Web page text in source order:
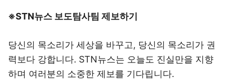
※STN뉴스 보도탐사팀 제보하기
당신의 목소리가 세상을 바꾸고, 당신의 목소리가 권
력보다 강합니다. STN뉴스는 오늘도 진실만을 지향
하며 여러분의 소중한 제보를 기다립니다.